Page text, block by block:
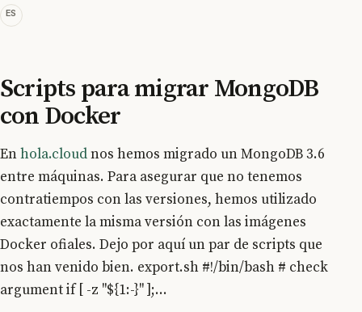
ES
Scripts para migrar MongoDB
con Docker
Enhola.cloudnos hemos migrado un MongoDB 3.6
entre máquinas. Para asegurar que no tenemos
contratiempos con las versiones, hemos utilizado
exactamente la misma versión con las imágenes
Docker ofiales. Dejo por aquí un par de scripts que
nos han venido bien. export.sh #!/bin/bash # check
argument if [ -z "${1:-}" ];...